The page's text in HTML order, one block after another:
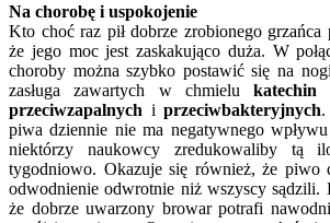
Na chorobę i uspokojenie
Kto choć raz pił dobrze zrobionego grzańca
że jego moc jest zaskakująco duża. W
choroby można szybko postawić się na
zasługa zawartych w chmielukatechin
przeciwzapalnych i przeciwbakteryjnych.
piwa dziennie nie ma negatywnego
niektórzy naukowcy zredukowaliby tą
tygodniowo. Okazuje się również, że piwo
odwodnienie odwrotnie niż wszyscy sądzili.
że dobrze uwarzony browar potrafi